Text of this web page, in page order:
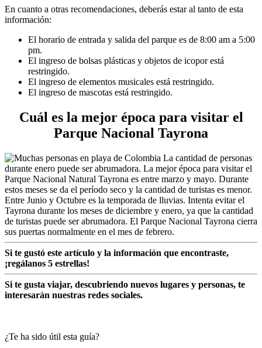
En cuanto a otras recomendaciones, deberás estar al tanto de esta
información:
El horario de entrada y salida del parque es de 8:00 am a 5:00
pm.
El ingreso de bolsas plásticas y objetos de icopor está
restringido.
El ingreso de elementos musicales está restringido.
El ingreso de mascotas está restringido.
Cuál es la mejor época para visitar el
Parque Nacional Tayrona
La cantidad de personas
durante enero puede ser abrumadora. La mejor época para visitar el
Parque Nacional Natural Tayrona es entre marzo y mayo. Durante
estos meses se da el período seco y la cantidad de turistas es menor.
Entre Junio y Octubre es la temporada de lluvias. Intenta evitar el
Tayrona durante los meses de diciembre y enero, ya que la cantidad
de turistas puede ser abrumadora. El Parque Nacional Tayrona cierra
sus puertas normalmente en el mes de febrero.
Si te gustó este artículo y la información que encontraste,
¡regálanos 5 estrellas!
Si te gusta viajar, descubriendo nuevos lugares y personas, te
interesarán nuestras redes sociales.
¿Te ha sido útil esta guía?